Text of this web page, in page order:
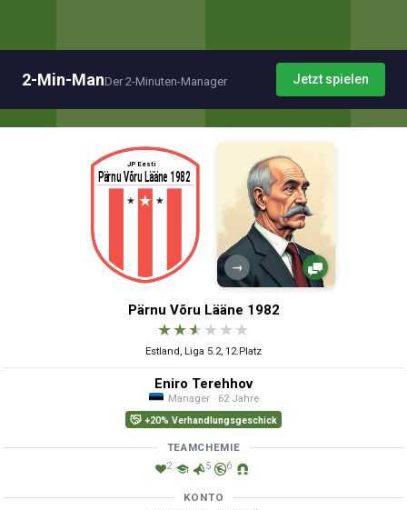
2-Min-ManDer 2-Minuten-Manager Jetzt spielen
→
Pärnu Võru Lääne 1982
★★★ ★ ★ ★
Estland, Liga 5.2, 12.Platz
Eniro Terehhov
Manager · 62 Jahre
+20% Verhandlungsgeschick
TEAMCHEMIE
2 5 6
KONTO